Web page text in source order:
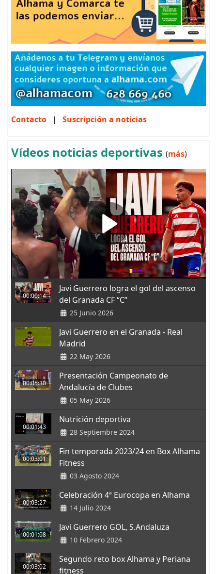
Contacto | Suscripción a noticias
Vídeos noticias deportivas (más)
00:00:14
Javi Guerrero logra el gol del ascenso
del Granada CF “C”
25 Junio 2026
Javi Guerrero en el Granada - Real
Madrid
22 May 2026
00:05:30
Presentación Campeonato de
Andalucía de Clubes
05 May 2026
00:01:43
Nutrición deportiva
28 Septiembre 2024
00:03:01
Fin temporada 2023/24 en Box Alhama
Fitness
03 Agosto 2024
00:03:27
Celebración 4ª Eurocopa en Alhama
14 Julio 2024
00:01:08
Javi Guerrero GOL, S.Andaluza
10 Febrero 2024
00:03:02
Segundo reto box Alhama y Periana
fitness